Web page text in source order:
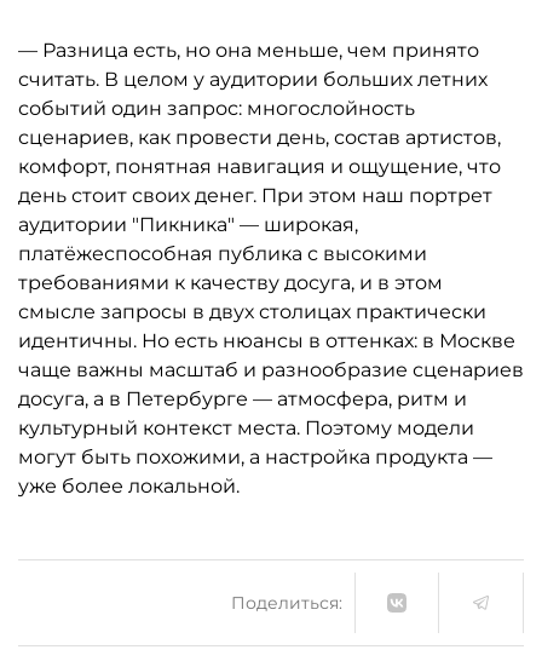
— Разница есть, но она меньше, чем принято
считать. В целом у аудитории больших летних
событий один запрос: многослойность
сценариев, как провести день, состав артистов,
комфорт, понятная навигация и ощущение, что
день стоит своих денег. При этом наш портрет
аудитории "Пикника" — широкая,
платёжеспособная публика с высокими
требованиями к качеству досуга, и в этом
смысле запросы в двух столицах практически
идентичны. Но есть нюансы в оттенках: в Москве
чаще важны масштаб и разнообразие сценариев
досуга, а в Петербурге — атмосфера, ритм и
культурный контекст места. Поэтому модели
могут быть похожими, а настройка продукта —
уже более локальной.
Поделиться: